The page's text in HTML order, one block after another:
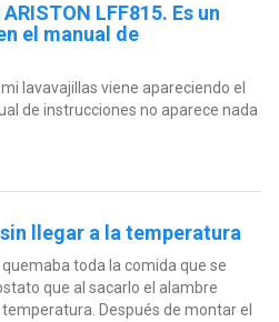
LFF815. Es un
el manual de
lavavajillas viene apareciendo el
de instrucciones no aparece nada
llegar a la temperatura
toda la comida que se
que al sacarlo el alambre
Después de montar el